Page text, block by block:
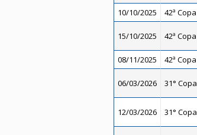
10/10/2025 42ª
15/10/2025 42ª
08/11/2025 42ª
06/03/2026 31°
12/03/2026 31°